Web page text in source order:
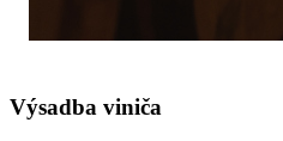
Výsadba viniča